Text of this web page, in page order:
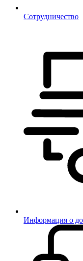
Сотрудничество
Информация о